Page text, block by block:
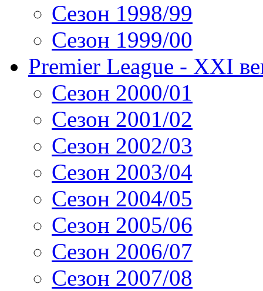
Сезон 1998/99
Сезон 1999/00
Premier League - XXI
Сезон 2000/01
Сезон 2001/02
Сезон 2002/03
Сезон 2003/04
Сезон 2004/05
Сезон 2005/06
Сезон 2006/07
Сезон 2007/08